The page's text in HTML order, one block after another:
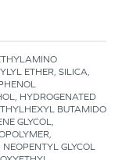
ETHER, SILICA,
HYDROGENATED
BUTAMIDO
GLYCOL,
GLYCOL